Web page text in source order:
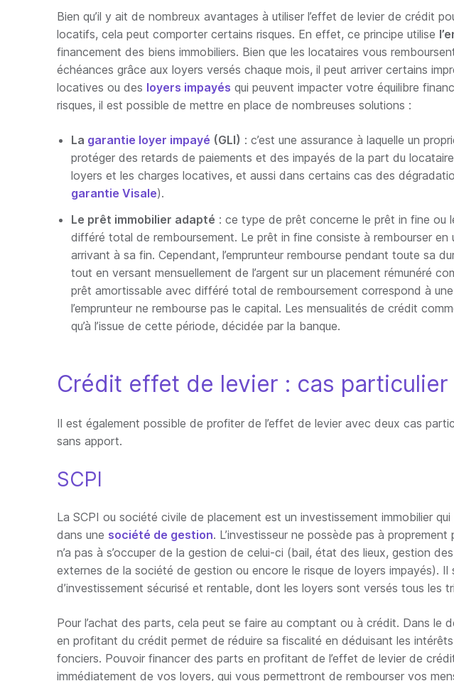
Bien qu’il y ait de nombreux avantages à utiliser l’effet de levier de crédit
locatifs, cela peut comporter certains risques. En effet, ce principe utilise
financement des biens immobiliers. Bien que les locataires vous
échéances grâce aux loyers versés chaque mois, il peut arriver certains
locatives ou des loyers impayés qui peuvent impacter votre équilibre
risques, il est possible de mettre en place de nombreuses solutions :
La garantie loyer impayé (GLI) : c’est une assurance à laquelle un
protéger des retards de paiements et des impayés de la part du
loyers et les charges locatives, et aussi dans certains cas des
garantie Visale).
Le prêt immobilier adapté : ce type de prêt concerne le prêt in fine ou
différé total de remboursement. Le prêt in fine consiste à rembourser en
arrivant à sa fin. Cependant, l’emprunteur rembourse pendant toute sa
tout en versant mensuellement de l’argent sur un placement rémunéré
prêt amortissable avec différé total de remboursement correspond à
l’emprunteur ne rembourse pas le capital. Les mensualités de crédit
qu’à l’issue de cette période, décidée par la banque.
Crédit effet de levier : cas particulier
Il est également possible de profiter de l’effet de levier avec deux cas
sans apport.
SCPI
La SCPI ou société civile de placement est un investissement immobilier
dans une société de gestion. L’investisseur ne possède pas à proprement
n’a pas à s’occuper de la gestion de celui-ci (bail, état des lieux, gestion
externes de la société de gestion ou encore le risque de loyers impayés). Il
d’investissement sécurisé et rentable, dont les loyers sont versés tous les
Pour l’achat des parts, cela peut se faire au comptant ou à crédit. Dans le
en profitant du crédit permet de réduire sa fiscalité en déduisant les intérêts
fonciers. Pouvoir financer des parts en profitant de l’effet de levier de
immédiatement de vos loyers, qui vous permettront de rembourser vos